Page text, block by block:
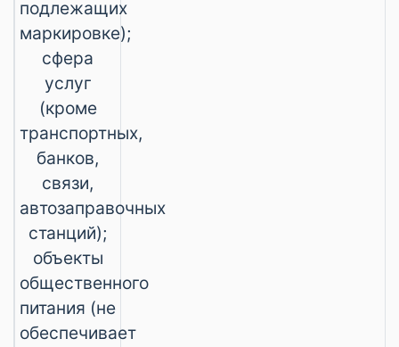
подлежащих
маркировке);
сфера
услуг
(кроме
транспортных,
банков,
связи,
автозаправочных
станций);
объекты
общественного
питания (не
обеспечивает